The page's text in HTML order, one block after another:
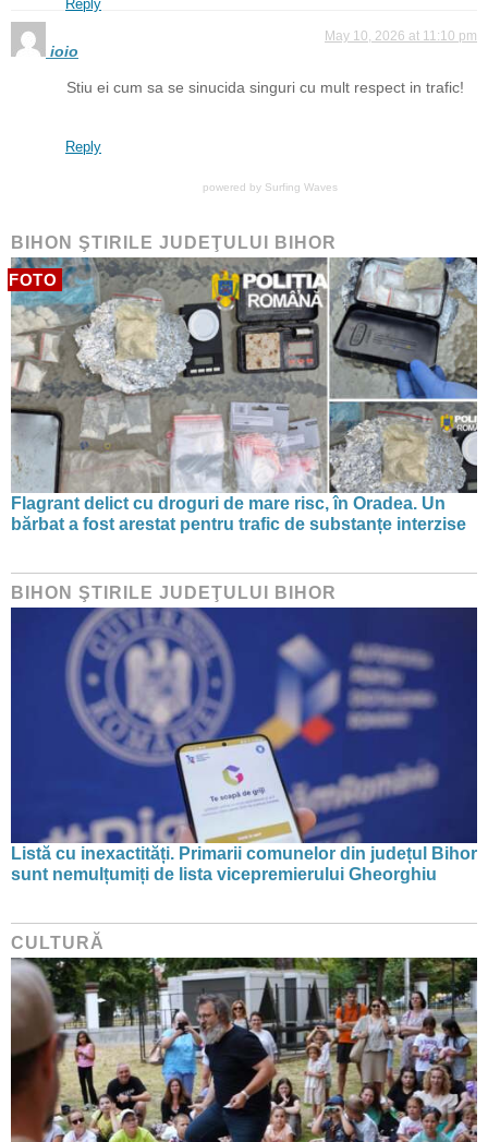
Reply
ioio
May 10, 2026 at 11:10 pm
Stiu ei cum sa se sinucida singuri cu mult respect in trafic!
Reply
powered by Surfing Waves
BIHON ŞTIRILE JUDEŢULUI BIHOR
FOTO
Flagrant delict cu droguri de mare risc, în Oradea. Un
bărbat a fost arestat pentru trafic de substanțe interzise
BIHON ŞTIRILE JUDEŢULUI BIHOR
Listă cu inexactități. Primarii comunelor din județul Bihor
sunt nemulțumiți de lista vicepremierului Gheorghiu
CULTURĂ